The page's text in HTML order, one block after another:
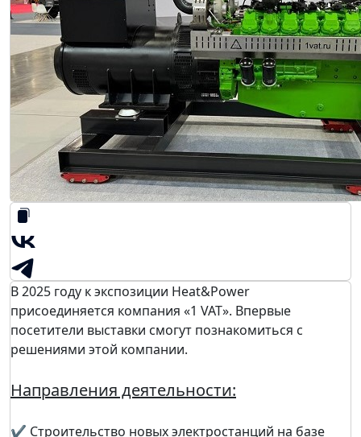
В 2025 году к экспозиции Heat&Power
присоединяется компания «1 VAT». Впервые
посетители выставки смогут познакомиться с
решениями этой компании.
Направления деятельности:
✔ Строительство новых электростанций на базе